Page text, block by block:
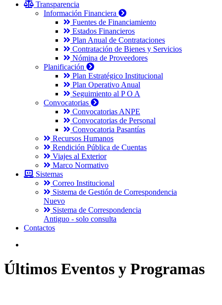
Transparencia
Información Financiera
Fuentes de Financiamiento
Estados Financieros
Plan Anual de Contrataciones
Contratación de Bienes y Servicios
Nómina de Proveedores
Planificación
Plan Estratégico Institucional
Plan Operativo Anual
Seguimiento al P O A
Convocatorias
Convocatorias ANPE
Convocatorias de Personal
Convocatoria Pasantías
Recursos Humanos
Rendición Pública de Cuentas
Viajes al Exterior
Marco Normativo
Sistemas
Correo Institucional
Sistema de Gestión de Correspondencia
Nuevo
Sistema de Correspondencia
Antiguo - solo consulta
Contactos
Últimos Eventos y Programas